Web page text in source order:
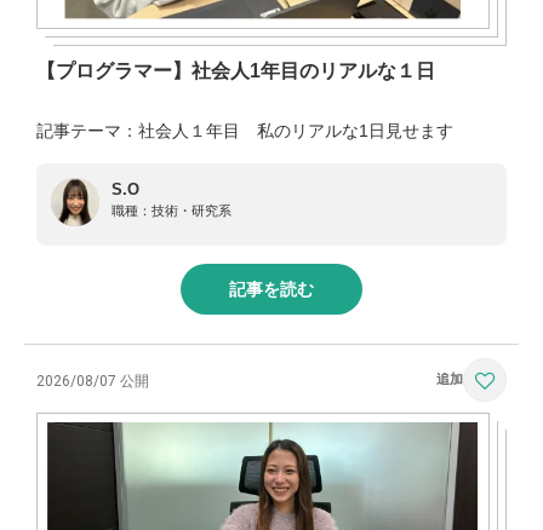
【プログラマー】社会人1年目のリアルな１日
記事テーマ：社会人１年目 私のリアルな1日見せます
S.O
職種： 技術・研究系
記事を読む
2026/08/07 公開